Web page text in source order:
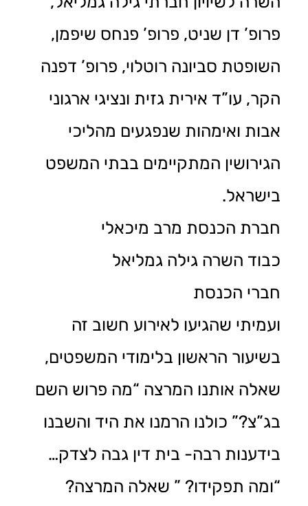
פרופ’ דן שניט, פרופ’ פנחס שיפמן,
השופטת סביונה רוטלוי, פרופ’ דפנה
הקר, עו”ד אירית גזית ונציגי ארגוני
אבות ואימהות שנפגעים מהליכי
הגירושין המתקיימים בבתי המשפט
בישראל.
חברת הכנסת מרב מיכאלי
כבוד השרה גילה גמליאל
חברי הכנסת
ועמיתי שהגיעו לאירוע חשוב זה
בשיעור הראשון בלימודי המשפטים,
שאלה אותנו המרצה “מה פרוש השם
בג”צ?” כולנו הרמנו את היד והשבנו
בידענות רבה- בית דין גבה לצדק…
“ומה תפקידו? ” שאלה המרצה?